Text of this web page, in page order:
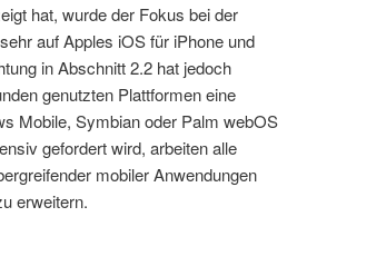
hat, wurde der Fokus bei der
auf Apples iOS für iPhone und
in Abschnitt 2.2 hat jedoch
genutzten Plattformen eine
Mobile, Symbian oder Palm webOS
gefordert wird, arbeiten alle
mobiler Anwendungen
erweitern.